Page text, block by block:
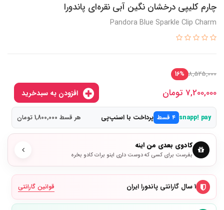
چارم کلیپی درخشان نگین آبی نقره‌ای پاندورا
Pandora Blue Sparkle Clip Charm
8,525,000
16%
7,200,000 تومان
snapp! pay ۴ قسط پرداخت با اسنپ‌پی هر قسط 1,800,000 تومان
کادوی بعدی من اینه
بفرست برای کسی که دوست داری اینو برات کادو بخره
۱ سال گارانتی پاندورا ایران قوانین گارانتی